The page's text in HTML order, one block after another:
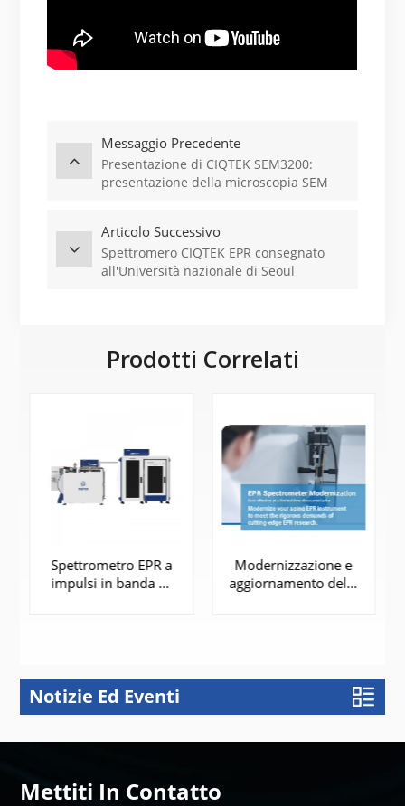
Messaggio Precedente
Presentazione di CIQTEK SEM3200:
presentazione della microscopia SEM
Articolo Successivo
Spettromero CIQTEK EPR consegnato
all'Università nazionale di Seoul
Prodotti Correlati
Spettrometro EPR a
impulsi in banda W
SAPERNE DI
Modernizzazione e
aggiornamento dello
SAPERNE DI
Notizie Ed Eventi
Mettiti In Contatto